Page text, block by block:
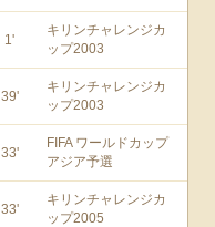
1'
キリンチャレンジカ
ップ2003
39'
キリンチャレンジカ
ップ2003
33'
FIFA ワールドカップ
アジア予選
33'
キリンチャレンジカ
ップ2005